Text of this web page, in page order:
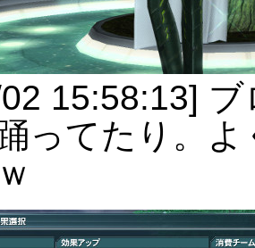
15:58:13]
ってたり。よ